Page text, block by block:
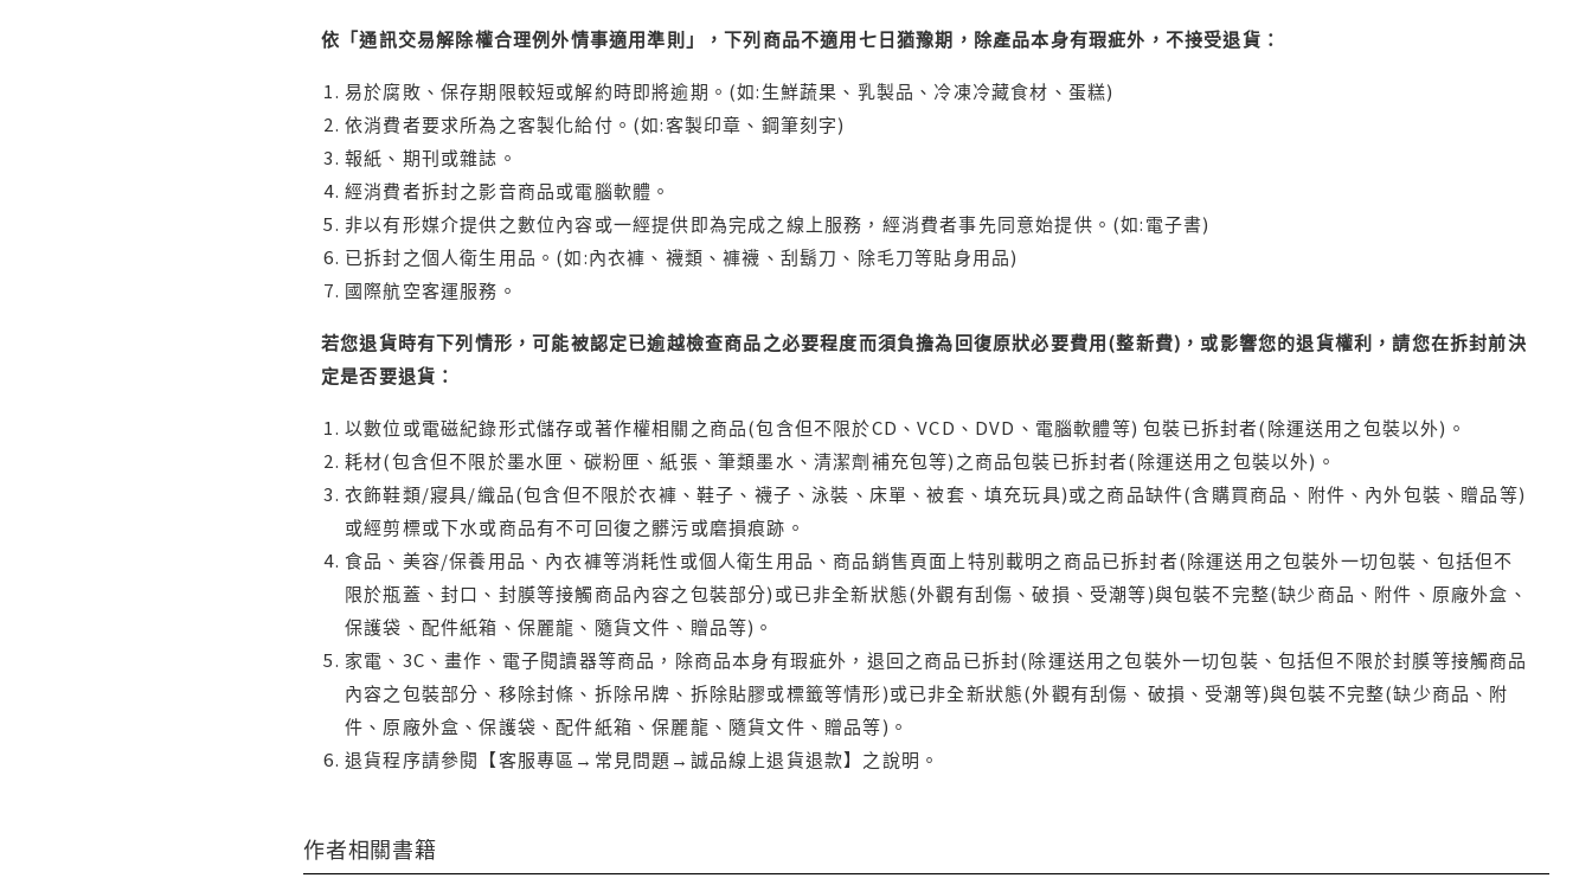
依「通訊交易解除權合理例外情事適用準則」，下列商品不適用七日猶豫期，除產品本身有瑕疵外，不接受退貨：
易於腐敗、保存期限較短或解約時即將逾期。(如:生鮮蔬果、乳製品、冷凍冷藏食材、蛋糕)
依消費者要求所為之客製化給付。(如:客製印章、鋼筆刻字)
報紙、期刊或雜誌。
經消費者拆封之影音商品或電腦軟體。
非以有形媒介提供之數位內容或一經提供即為完成之線上服務，經消費者事先同意始提供。(如:電子書)
已拆封之個人衛生用品。(如:內衣褲、襪類、褲襪、刮鬍刀、除毛刀等貼身用品)
國際航空客運服務。
若您退貨時有下列情形，可能被認定已逾越檢查商品之必要程度而須負擔為回復原狀必要費用(整新費)，或影響您的退貨權利，請您在拆封前決
定是否要退貨：
以數位或電磁紀錄形式儲存或著作權相關之商品(包含但不限於CD、VCD、DVD、電腦軟體等) 包裝已拆封者(除運送用之包裝以外)。
耗材(包含但不限於墨水匣、碳粉匣、紙張、筆類墨水、清潔劑補充包等)之商品包裝已拆封者(除運送用之包裝以外)。
衣飾鞋類/寢具/織品(包含但不限於衣褲、鞋子、襪子、泳裝、床單、被套、填充玩具)或之商品缺件(含購買商品、附件、內外包裝、贈品等)
或經剪標或下水或商品有不可回復之髒污或磨損痕跡。
食品、美容/保養用品、內衣褲等消耗性或個人衛生用品、商品銷售頁面上特別載明之商品已拆封者(除運送用之包裝外一切包裝、包括但不
限於瓶蓋、封口、封膜等接觸商品內容之包裝部分)或已非全新狀態(外觀有刮傷、破損、受潮等)與包裝不完整(缺少商品、附件、原廠外盒、
保護袋、配件紙箱、保麗龍、隨貨文件、贈品等)。
家電、3C、畫作、電子閱讀器等商品，除商品本身有瑕疵外，退回之商品已拆封(除運送用之包裝外一切包裝、包括但不限於封膜等接觸商品
內容之包裝部分、移除封條、拆除吊牌、拆除貼膠或標籤等情形)或已非全新狀態(外觀有刮傷、破損、受潮等)與包裝不完整(缺少商品、附
件、原廠外盒、保護袋、配件紙箱、保麗龍、隨貨文件、贈品等)。
退貨程序請參閱【客服專區→常見問題→誠品線上退貨退款】之說明。
作者相關書籍